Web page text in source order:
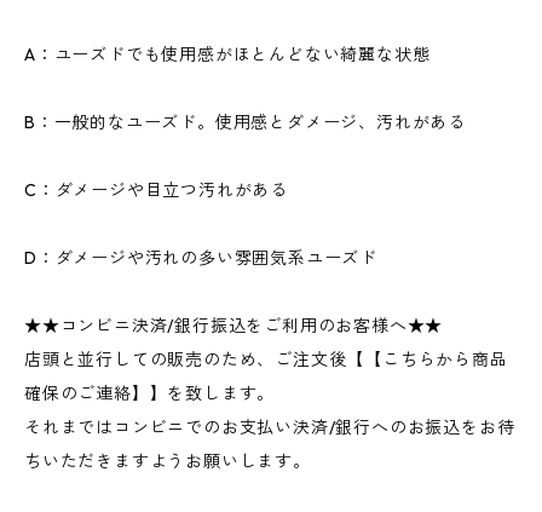
A：ユーズドでも使用感がほとんどない綺麗な状態
B：一般的なユーズド。使用感とダメージ、汚れがある
C：ダメージや目立つ汚れがある
D：ダメージや汚れの多い雰囲気系ユーズド
★★コンビニ決済/銀行振込をご利用のお客様へ★★
店頭と並行しての販売のため、ご注文後【【こちらから商品
確保のご連絡】】を致します。
それまではコンビニでのお支払い決済/銀行へのお振込をお待
ちいただきますようお願いします。